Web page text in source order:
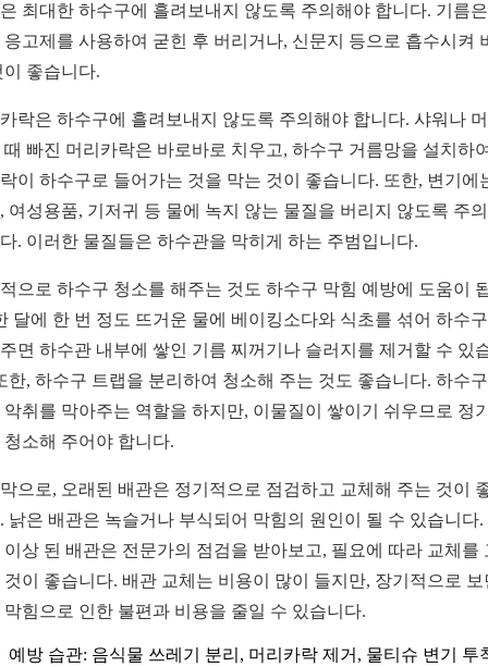
최대한 하수구에 흘려보내지 않도록 주의해야 합니다. 기름
응고제를 사용하여 굳힌 후 버리거나, 신문지 등으로 흡수시켜
이 좋습니다.
락은 하수구에 흘려보내지 않도록 주의해야 합니다. 샤워나
때 빠진 머리카락은 바로바로 치우고, 하수구 거름망을 설치하
이 하수구로 들어가는 것을 막는 것이 좋습니다. 또한, 변기에
여성용품, 기저귀 등 물에 녹지 않는 물질을 버리지 않도록 주
. 이러한 물질들은 하수관을 막히게 하는 주범입니다.
으로 하수구 청소를 해주는 것도 하수구 막힘 예방에 도움이
달에 한 번 정도 뜨거운 물에 베이킹소다와 식초를 섞어 하수
면 하수관 내부에 쌓인 기름 찌꺼기나 슬러지를 제거할 수 있
한, 하수구 트랩을 분리하여 청소해 주는 것도 좋습니다. 하수
악취를 막아주는 역할을 하지만, 이물질이 쌓이기 쉬우므로 정
청소해 주어야 합니다.
으로, 오래된 배관은 정기적으로 점검하고 교체해 주는 것이
낡은 배관은 녹슬거나 부식되어 막힘의 원인이 될 수 있습니다.
이상 된 배관은 전문가의 점검을 받아보고, 필요에 따라 교체를
것이 좋습니다. 배관 교체는 비용이 많이 들지만, 장기적으로 보
막힘으로 인한 불편과 비용을 줄일 수 있습니다.
예방 습관: 음식물 쓰레기 분리, 머리카락 제거, 물티슈 변기 투